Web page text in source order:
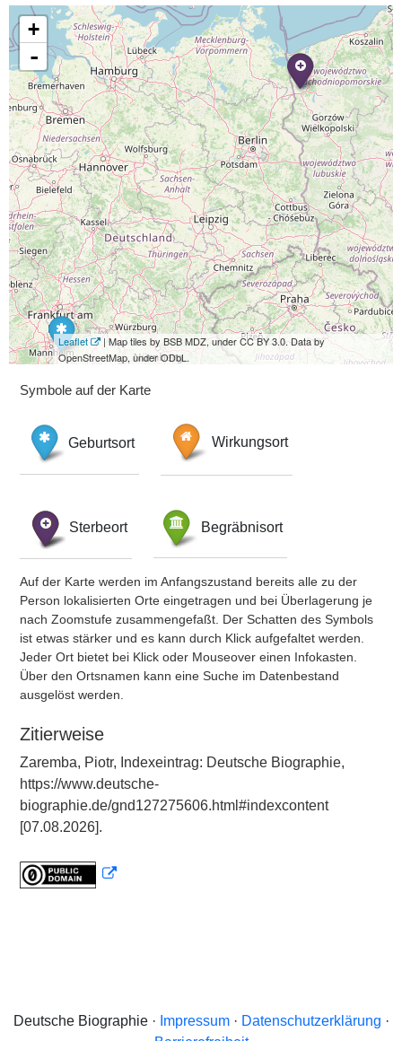
+
-
Leaflet
| Map tiles by BSB MDZ, under CC BY 3.0. Data by
OpenStreetMap, under ODbL.
Symbole auf der Karte
Geburtsort Wirkungsort
Sterbeort Begräbnisort
Auf der Karte werden im Anfangszustand bereits alle zu der
Person lokalisierten Orte eingetragen und bei Überlagerung je
nach Zoomstufe zusammengefaßt. Der Schatten des Symbols
ist etwas stärker und es kann durch Klick aufgefaltet werden.
Jeder Ort bietet bei Klick oder Mouseover einen Infokasten.
Über den Ortsnamen kann eine Suche im Datenbestand
ausgelöst werden.
Zitierweise
Zaremba, Piotr, Indexeintrag: Deutsche Biographie,
https://www.deutsche-
biographie.de/gnd127275606.html#indexcontent
[07.08.2026].
Deutsche Biographie · Impressum· Datenschutzerklärung ·